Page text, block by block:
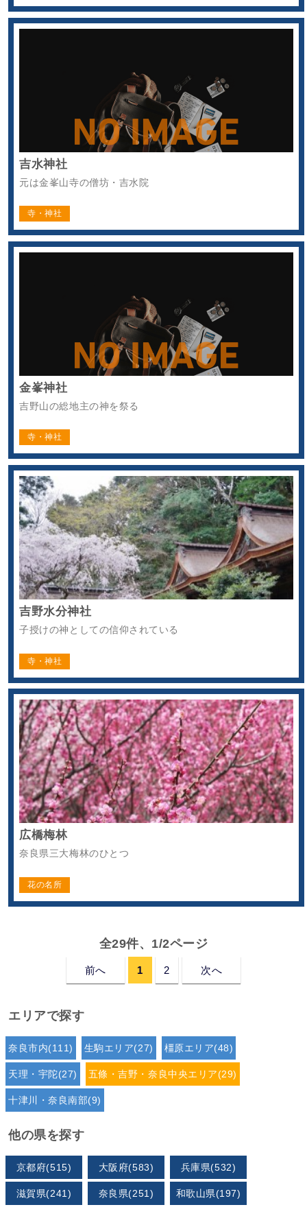
吉水神社
元は金峯山寺の僧坊・吉水院
寺・神社
金峯神社
吉野山の総地主の神を祭る
寺・神社
吉野水分神社
子授けの神としての信仰されている
寺・神社
広橋梅林
奈良県三大梅林のひとつ
花の名所
全29件、1/2ページ
前へ 1 2 次へ
エリアで探す
奈良市内(111) 生駒エリア(27) 橿原エリア(48)
天理・宇陀(27) 五條・吉野・奈良中央エリア(29)
十津川・奈良南部(9)
他の県を探す
京都府(515) 大阪府(583) 兵庫県(532)
滋賀県(241) 奈良県(251) 和歌山県(197)